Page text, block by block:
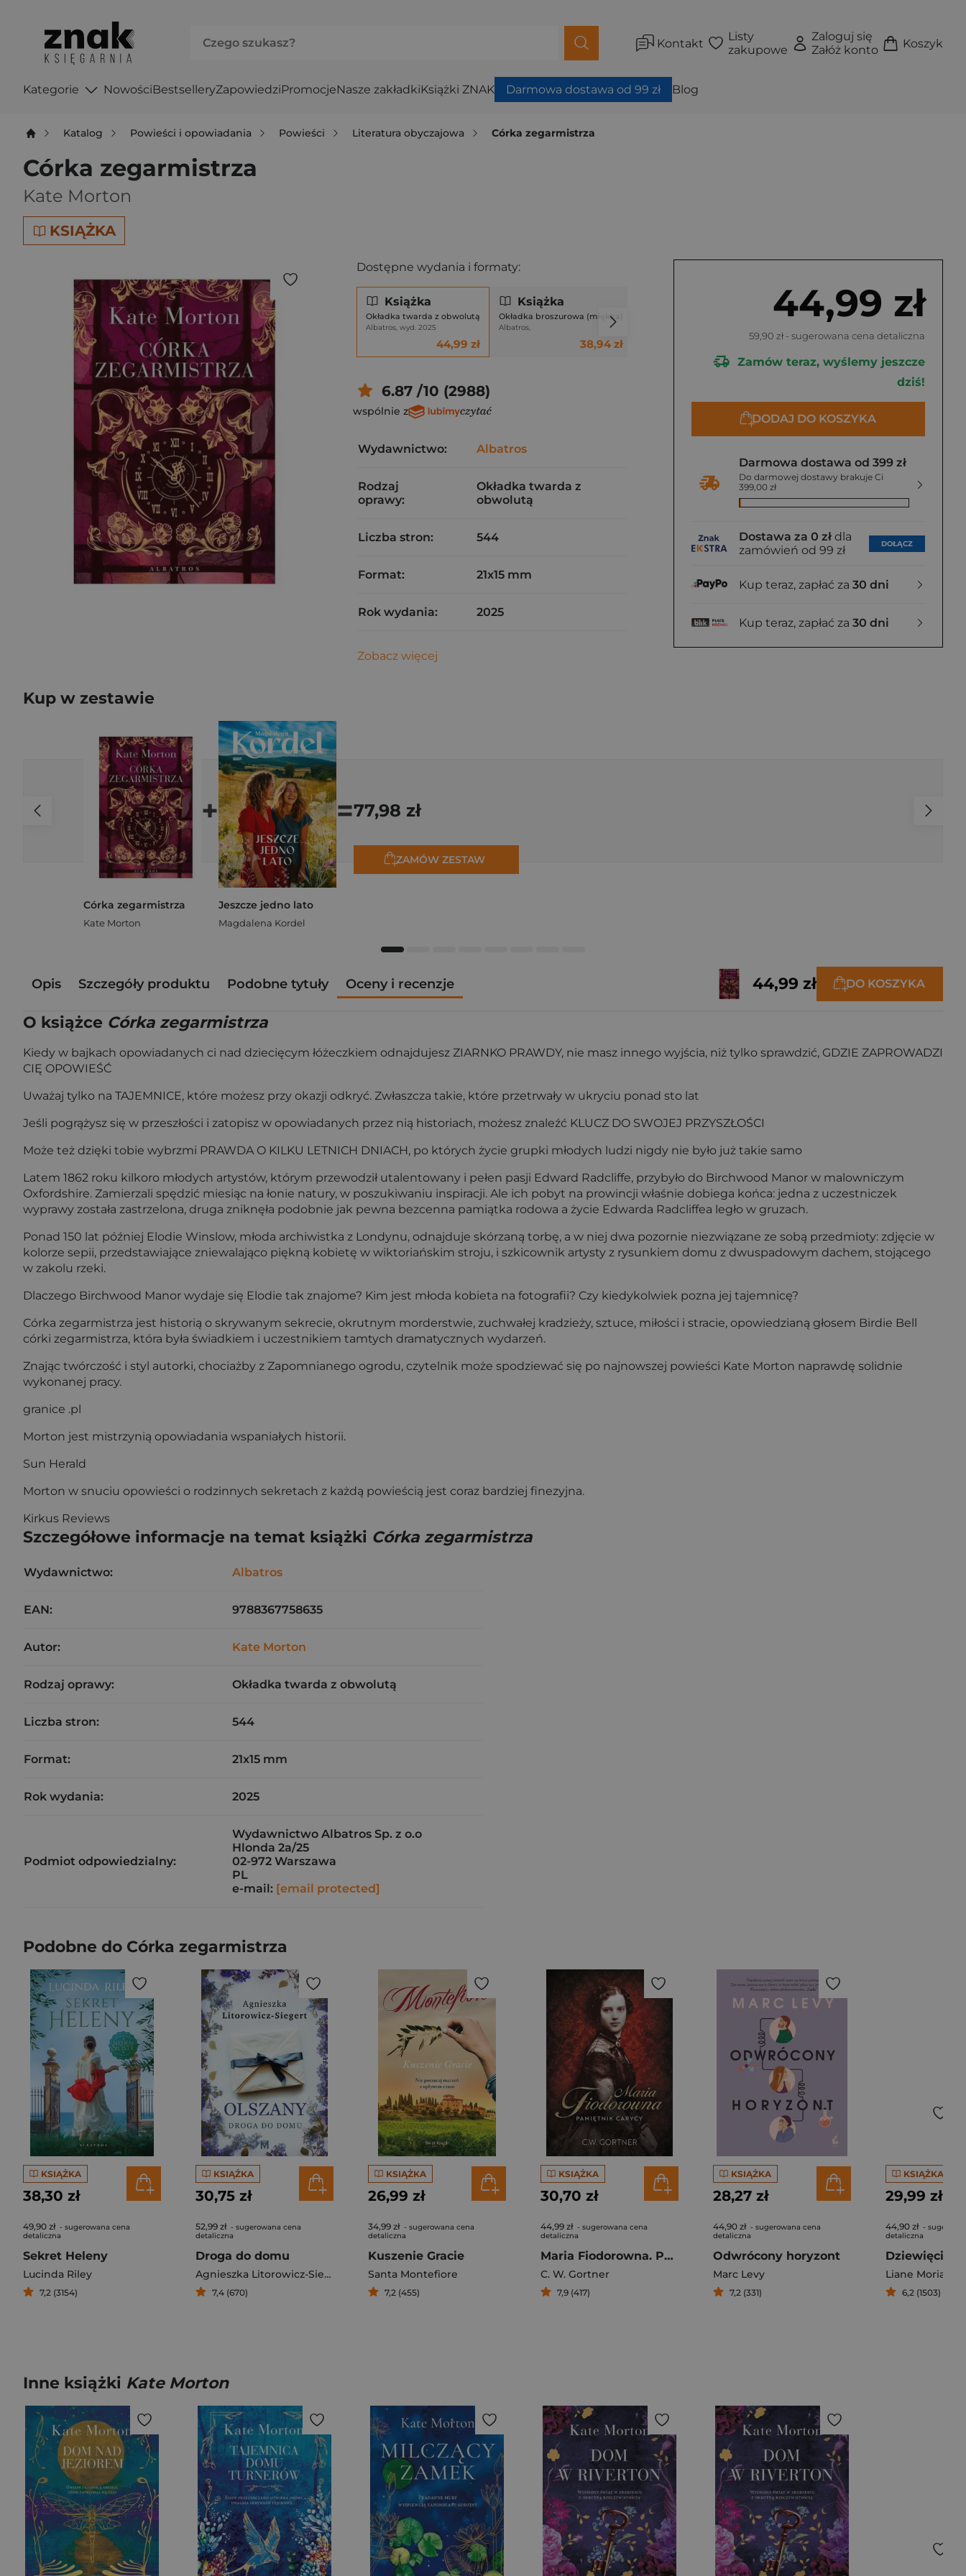
Kontakt
Listy
zakupowe
Zaloguj się
Załóż konto
Koszyk
Kategorie NowościBestselleryZapowiedziPromocjeNasze zakładkiKsiążki ZNAK Darmowa dostawa od 99 zł Blog
Katalog Powieści i opowiadania Powieści Literatura obyczajowa Córka zegarmistrza
Córka zegarmistrza
Kate Morton
KSIĄŻKA
44,99 zł
59,90 zł - sugerowana cena detaliczna
Zamów teraz, wyślemy jeszcze
dziś!
DODAJ DO KOSZYKA
Darmowa dostawa od 399 zł
Do darmowej dostawy brakuje Ci
399,00 zł
Dostawa za 0 zł dla
zamówień od 99 zł
DOŁĄCZ
Kup teraz, zapłać za 30 dni
Kup teraz, zapłać za 30 dni
Dostępne wydania i formaty:
Książka
Okładka twarda z obwolutą
Albatros, wyd. 2025
44,99 zł
Książka
Okładka broszurowa (miękka)
Albatros,
38,94 zł
6.87 /10 (2988)
wspólnie z
Wydawnictwo: Albatros
Rodzaj
oprawy:
Okładka twarda z
obwolutą
Liczba stron: 544
Format: 21x15 mm
Rok wydania: 2025
Zobacz więcej
Kup w zestawie
Córka zegarmistrza
Kate Morton
+
Jeszcze jedno lato
Magdalena Kordel
=77,98 zł
ZAMÓW ZESTAW
Opis Szczegóły produktu Podobne tytuły Oceny i recenzje 44,99 zł DO KOSZYKA
O książce Córka zegarmistrza
Kiedy w bajkach opowiadanych ci nad dziecięcym łóżeczkiem odnajdujesz ZIARNKO PRAWDY, nie masz innego wyjścia, niż tylko sprawdzić, GDZIE ZAPROWADZI
CIĘ OPOWIEŚĆ
Uważaj tylko na TAJEMNICE, które możesz przy okazji odkryć. Zwłaszcza takie, które przetrwały w ukryciu ponad sto lat
Jeśli pogrążysz się w przeszłości i zatopisz w opowiadanych przez nią historiach, możesz znaleźć KLUCZ DO SWOJEJ PRZYSZŁOŚCI
Może też dzięki tobie wybrzmi PRAWDA O KILKU LETNICH DNIACH, po których życie grupki młodych ludzi nigdy nie było już takie samo
Latem 1862 roku kilkoro młodych artystów, którym przewodził utalentowany i pełen pasji Edward Radcliffe, przybyło do Birchwood Manor w malowniczym
Oxfordshire. Zamierzali spędzić miesiąc na łonie natury, w poszukiwaniu inspiracji. Ale ich pobyt na prowincji właśnie dobiega końca: jedna z uczestniczek
wyprawy została zastrzelona, druga zniknęła podobnie jak pewna bezcenna pamiątka rodowa a życie Edwarda Radcliffea legło w gruzach.
Ponad 150 lat później Elodie Winslow, młoda archiwistka z Londynu, odnajduje skórzaną torbę, a w niej dwa pozornie niezwiązane ze sobą przedmioty: zdjęcie w
kolorze sepii, przedstawiające zniewalająco piękną kobietę w wiktoriańskim stroju, i szkicownik artysty z rysunkiem domu z dwuspadowym dachem, stojącego
w zakolu rzeki.
Dlaczego Birchwood Manor wydaje się Elodie tak znajome? Kim jest młoda kobieta na fotografii? Czy kiedykolwiek pozna jej tajemnicę?
Córka zegarmistrza jest historią o skrywanym sekrecie, okrutnym morderstwie, zuchwałej kradzieży, sztuce, miłości i stracie, opowiedzianą głosem Birdie Bell
córki zegarmistrza, która była świadkiem i uczestnikiem tamtych dramatycznych wydarzeń.
Znając twórczość i styl autorki, chociażby z Zapomnianego ogrodu, czytelnik może spodziewać się po najnowszej powieści Kate Morton naprawdę solidnie
wykonanej pracy.
granice .pl
Morton jest mistrzynią opowiadania wspaniałych historii.
Sun Herald
Morton w snuciu opowieści o rodzinnych sekretach z każdą powieścią jest coraz bardziej finezyjna.
Kirkus Reviews
Szczegółowe informacje na temat książki Córka zegarmistrza
Wydawnictwo: Albatros
EAN: 9788367758635
Autor: Kate Morton
Rodzaj oprawy: Okładka twarda z obwolutą
Liczba stron: 544
Format: 21x15 mm
Rok wydania: 2025
Podmiot odpowiedzialny:
Wydawnictwo Albatros Sp. z o.o
Hlonda 2a/25
02-972 Warszawa
PL
e-mail: [email protected]
Podobne do Córka zegarmistrza
KSIĄŻKA
38,30 zł
49,90 zł - sugerowana cena
detaliczna
Sekret Heleny
Lucinda Riley
7,2 (3154)
KSIĄŻKA
30,75 zł
52,99 zł - sugerowana cena
detaliczna
Droga do domu
Agnieszka Litorowicz-Siegert
7,4 (670)
KSIĄŻKA
26,99 zł
34,99 zł - sugerowana cena
detaliczna
Kuszenie Gracie
Santa Montefiore
7,2 (455)
KSIĄŻKA
30,70 zł
44,99 zł - sugerowana cena
detaliczna
Maria Fiodorowna. Pamiętnik carycy
C. W. Gortner
7,9 (417)
KSIĄŻKA
28,27 zł
44,90 zł - sugerowana cena
detaliczna
Odwrócony horyzont
Marc Levy
7,2 (331)
KSIĄŻKA
29,99 zł
44,90 zł -
detaliczna
Liane Moriarty
6,2 (1503)
Inne książki Kate Morton